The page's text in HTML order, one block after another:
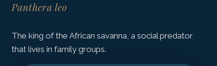
Panthera leo
The king of the African savanna, a social predator
that lives in family groups.